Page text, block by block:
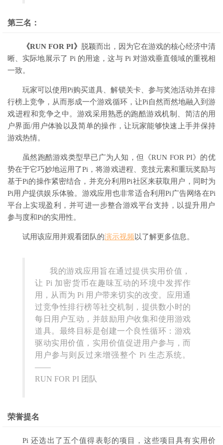
第三名：
《RUN FOR PI》
脱颖而出，因为它在游戏的核心经济中清
晰、实际地展示了 Pi 的用途，这与 Pi 对游戏垂直领域的重视相
一致。
玩家可以使用Pi购买道具、解锁关卡、参与奖池活动并在排
行榜上竞争，从而形成一个游戏循环，让Pi自然而然地融入到游
戏进程和竞争之中。游戏采用熟悉的跑酷游戏机制、简洁的用
户界面/用户体验以及简单的操作，让玩家能够快速上手并保持
游戏热情。
虽然跑酷游戏类型早已广为人知，但《RUN FOR PI》的优
势在于它巧妙地运用了Pi，将游戏进程、竞技元素和重玩奖励与
基于Pi的操作紧密结合，并充分利用Pi社区来获取用户，同时为
Pi用户提供娱乐体验。游戏应用也非常适合利用Pi广告网络在Pi
平台上实现盈利，并可进一步整合游戏平台支持，以提升用户
参与度和Pi的实用性。
试用该应用并观看团队的演示视频 以了解更多信息。
我的游戏应用旨在通过提供实用价值，
让 Pi 加密货币在趣味互动的环境中发挥作
用，从而为 Pi 用户带来切实的改变。应用通
过竞争性排行榜等社交机制，提供数小时的
每日用户互动，并鼓励用户收集和使用游戏
道具。最终目标是创建一个良性循环：游戏
驱动实用价值，实用价值促进用户参与，而
用户参与则反过来增强整个 Pi 生态系统 。
——
RUN FOR PI 团队
荣誉提名
Pi 还选出了五个值得表彰的项目，这些项目具有实用价